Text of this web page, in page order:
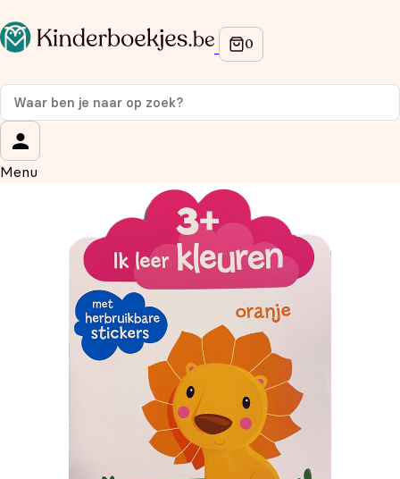
Menu
Op de hoogte blijven van onze acties?
Meld je aan voor onze nieuwsbrief en ontvang
korting
Wat is je voornaam?
Wat is je e-mailadres?
Aanmelden
We gebruiken je gegevens om contact op te nemen, in
overeenstemming met ons privacybeleid.